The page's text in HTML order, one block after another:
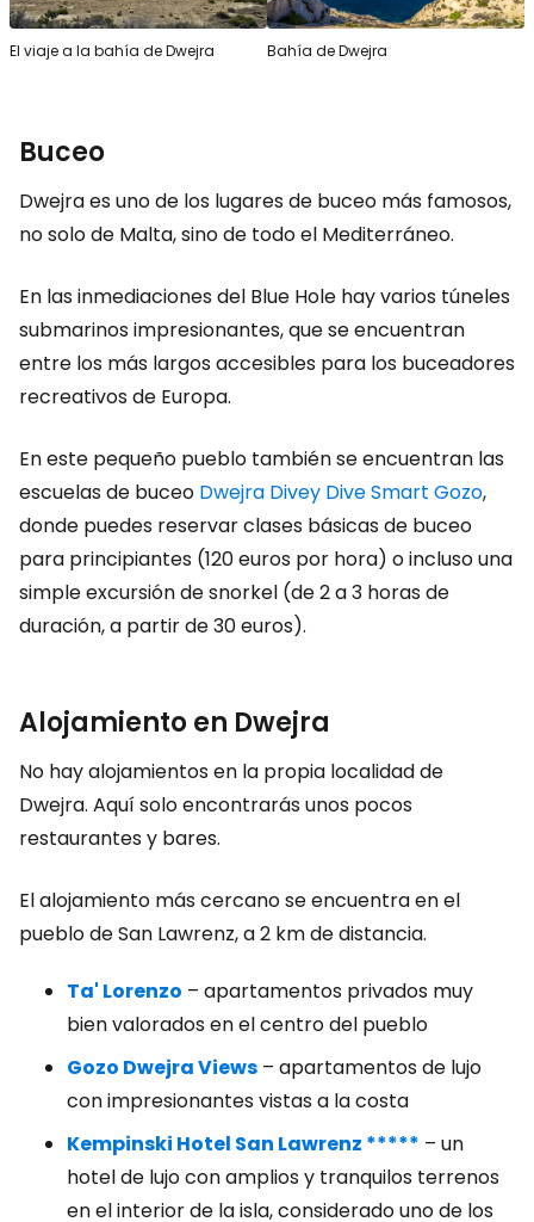
El viaje a la bahía de Dwejra Bahía de Dwejra
Buceo
Dwejra es uno de los lugares de buceo más famosos,
no solo de Malta, sino de todo el Mediterráneo.
En las inmediaciones del Blue Hole hay varios túneles
submarinos impresionantes, que se encuentran
entre los más largos accesibles para los buceadores
recreativos de Europa.
En este pequeño pueblo también se encuentran las
escuelas de buceo Dwejra Divey Dive Smart Gozo,
donde puedes reservar clases básicas de buceo
para principiantes (120 euros por hora) o incluso una
simple excursión de snorkel (de 2 a 3 horas de
duración, a partir de 30 euros).
Alojamiento en Dwejra
No hay alojamientos en la propia localidad de
Dwejra. Aquí solo encontrarás unos pocos
restaurantes y bares.
El alojamiento más cercano se encuentra en el
pueblo de San Lawrenz, a 2 km de distancia.
Ta' Lorenzo – apartamentos privados muy
bien valorados en el centro del pueblo
Gozo Dwejra Views – apartamentos de lujo
con impresionantes vistas a la costa
Kempinski Hotel San Lawrenz ***** – un
hotel de lujo con amplios y tranquilos terrenos
en el interior de la isla, considerado uno de los